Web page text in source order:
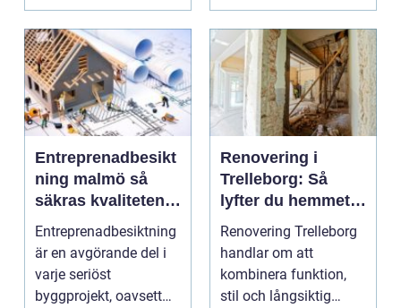
Entreprenadbesikt
ning malmö så
säkras kvaliteten i
byggprojekt
Entreprenadbesiktning
är en avgörande del i
varje seriöst
byggprojekt, oavsett
Renovering i
Trelleborg: Så
lyfter du hemmet
på ett smart sätt
Renovering Trelleborg
handlar om att
kombinera funktion,
stil och långsiktig